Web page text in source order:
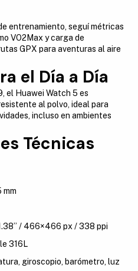
entrenamiento, seguí métricas
VO2Max y carga de
GPX para aventuras al aire
el Día a Día
el Huawei Watch 5 es
al polvo, ideal para
incluso en ambientes
Técnicas
mm
/ 466×466 px / 338 ppi
316L
giroscopio, barómetro, luz